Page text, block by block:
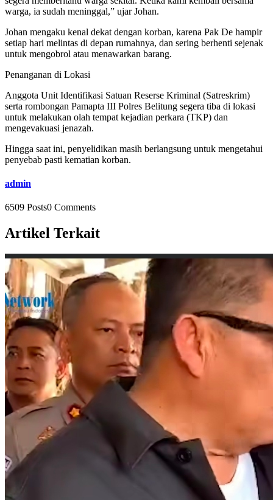
warga, ia sudah meninggal,” ujar Johan.
Johan mengaku kenal dekat dengan korban, karena Pak De hampir
setiap hari melintas di depan rumahnya, dan sering berhenti sejenak
untuk mengobrol atau menawarkan barang.
Penanganan di Lokasi
Anggota Unit Identifikasi Satuan Reserse Kriminal (Satreskrim)
serta rombongan Pamapta III Polres Belitung segera tiba di lokasi
untuk melakukan olah tempat kejadian perkara (TKP) dan
mengevakuasi jenazah.
Hingga saat ini, penyelidikan masih berlangsung untuk mengetahui
penyebab pasti kematian korban.
admin
6509 Posts0 Comments
Artikel Terkait